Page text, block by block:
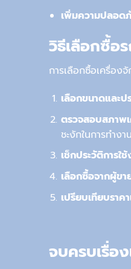
เพิ่มความปลอด
วิธีเลือกซื้อ
การเลือกซื้อเครื่อ
เลือกขนาดและป
ตรวจสอบสภาพ
ชะงักในการทำงาน
เช็กประวัติการใ
เลือกซื้อจากผู้ข
เปรียบเทียบราค
จบครบเรื่อ